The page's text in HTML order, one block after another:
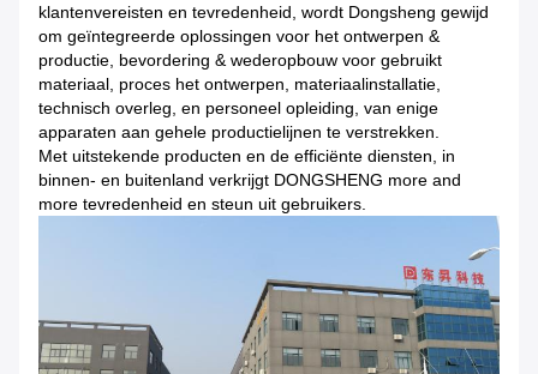
klantenvereisten en tevredenheid, wordt Dongsheng gewijd
om geïntegreerde oplossingen voor het ontwerpen &
productie, bevordering & wederopbouw voor gebruikt
materiaal, proces het ontwerpen, materiaalinstallatie,
technisch overleg, en personeel opleiding, van enige
apparaten aan gehele productielijnen te verstrekken.
Met uitstekende producten en de efficiënte diensten, in
binnen- en buitenland verkrijgt DONGSHENG more and
more tevredenheid en steun uit gebruikers.